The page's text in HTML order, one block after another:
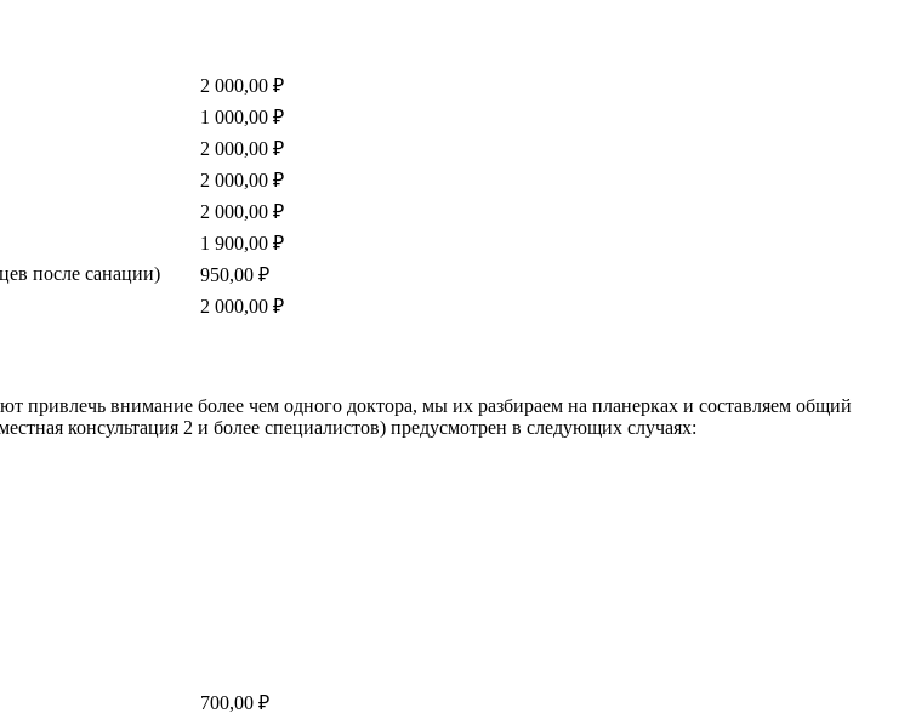
2 000,00 ₽
1 000,00 ₽
2 000,00 ₽
2 000,00 ₽
2 000,00 ₽
1 900,00 ₽
после санации)
950,00 ₽
2 000,00 ₽
привлечь внимание более чем одного доктора, мы их разбираем на планерках и составляем общий
консультация 2 и более специалистов) предусмотрен в следующих случаях:
700,00 ₽